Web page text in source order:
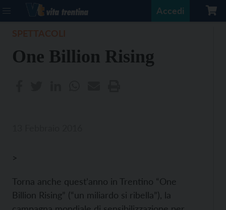
Accedi
One Billion Rising
>
Torna anche quest’anno in Trentino “One
Billion Rising” (“un miliardo si ribella”), la